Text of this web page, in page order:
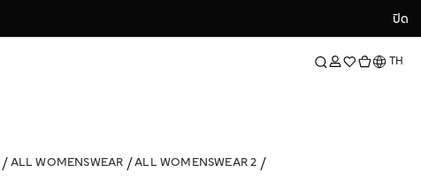
ปิด
ปิด
ภาษาTH
ALL WOMENSWEAR
ALL WOMENSWEAR 2